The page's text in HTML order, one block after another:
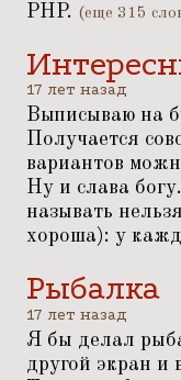
PHP. (еще 315
17 лет назад
Выписываю на
Получается
вариантов
Ну и слава
называть
хороша): у
Рыбалка
17 лет назад
Я бы делал
другой экран и